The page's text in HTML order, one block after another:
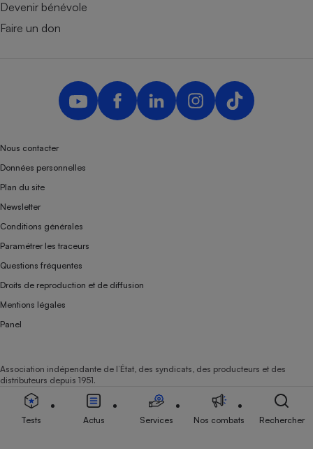
Devenir bénévole
Faire un don
Nous contacter
Données personnelles
Plan du site
Newsletter
Conditions générales
Paramétrer les traceurs
Questions fréquentes
Droits de reproduction et de diffusion
Mentions légales
Panel
Association indépendante de l’État, des syndicats, des producteurs et des
distributeurs depuis 1951.
Tests Actus Services Nos combats Rechercher